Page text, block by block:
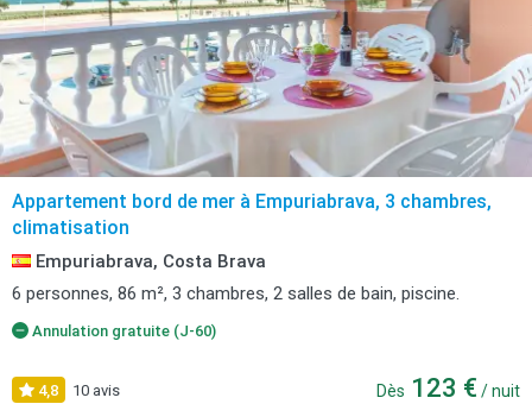
Appartement bord de mer à Empuriabrava, 3 chambres,
climatisation
Empuriabrava, Costa Brava
6 personnes, 86 m², 3 chambres, 2 salles de bain, piscine.
Annulation gratuite (J-60)
4,8 10 avis Dès 123 € / nuit